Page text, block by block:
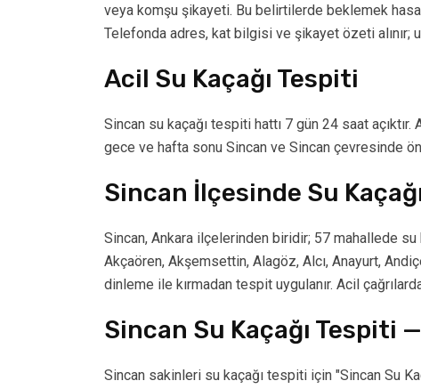
veya komşu şikayeti. Bu belirtilerde beklemek
Telefonda adres, kat bilgisi ve şikayet özeti alınır;
Acil Su Kaçağı Tespiti
Sincan su kaçağı tespiti hattı 7 gün 24 saat
gece ve hafta sonu Sincan ve Sincan çevresinde
Sincan İlçesinde Su
Sincan, Ankara ilçelerinden biridir; 57 mahallede su
Akçaören, Akşemsettin, Alagöz, Alcı, Anayurt,
dinleme ile kırmadan tespit uygulanır. Acil
Sincan Su Kaçağı Tespiti
Sincan sakinleri su kaçağı tespiti için "Sincan Su